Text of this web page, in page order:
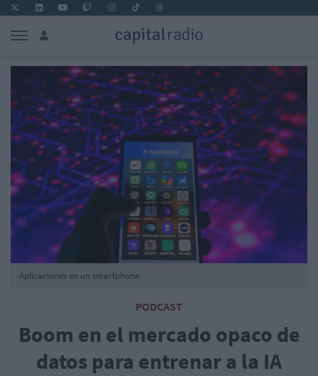
PODCAST
Boom en el mercado opaco de
datos para entrenar a la IA
Aplicaciones en un smartphone